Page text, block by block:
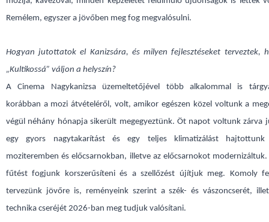
Remélem, egyszer a jövőben meg fog megvalósulni.
Hogyan jutottatok el Kanizsára, és milyen fejlesztéseket terveztek,
„Kultikossá” váljon a helyszín?
A Cinema Nagykanizsa üzemeltetőjével több alkalommal is
korábban a mozi átvételéről, volt, amikor egészen közel voltunk a
végül néhány hónapja sikerült megegyeztünk. Öt napot voltunk zárva
egy gyors nagytakarítást és egy teljes klimatizálást
moziteremben és előcsarnokban, illetve az előcsarnokot
fűtést fogjunk korszerűsíteni és a szellőzést újítjuk meg. Komoly
tervezünk jövőre is, reményeink szerint a szék- és vászoncserét,
technika cseréjét 2026-ban meg tudjuk valósítani.